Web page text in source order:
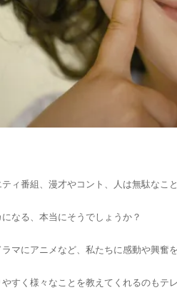
ィ番組、漫才やコント、人は無駄なこ
なる、本当にそうでしょうか？
マにアニメなど、私たちに感動や興奮
すく様々なことを教えてくれるのもテレ